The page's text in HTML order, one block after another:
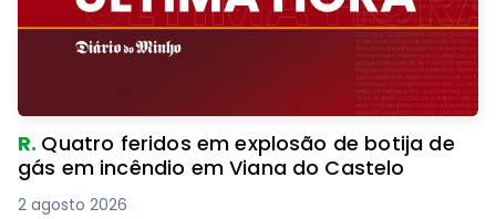
R. Quatro feridos em explosão de botija de
gás em incêndio em Viana do Castelo
2 agosto 2026